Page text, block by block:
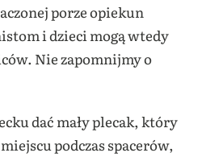
porze opiekun
i dzieci mogą wtedy
Nie zapomnijmy o
dać mały plecak, który
podczas spacerów,